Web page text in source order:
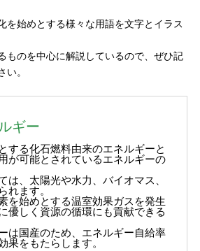
を始めとする様々な用語を文字とイラス
ものを中心に解説しているので、ぜひ記
。
ギー
する化石燃料由来のエネルギーと
が可能とされているエネルギーの
は、太陽光や水力、バイオマス、
れます。
を始めとする温室効果ガスを発生
優しく資源の循環にも貢献できる
は国産のため、エネルギー自給率
果をもたらします。